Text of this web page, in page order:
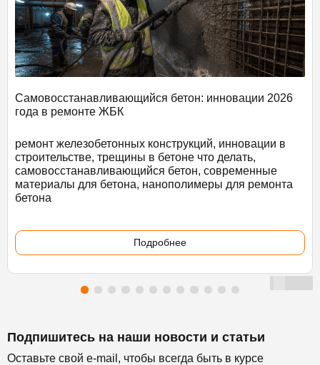
Самовосстанавливающийся бетон: инновации 2026
года в ремонте ЖБК
ремонт железобетонных конструкций, инновации в
строительстве, трещины в бетоне что делать,
самовосстанавливающийся бетон, современные
материалы для бетона, нанополимеры для ремонта
бетона
Подробнее
Подпишитесь на наши новости и статьи
Оставьте свой e-mail, чтобы всегда быть в курсе